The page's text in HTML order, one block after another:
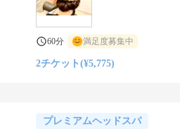
60分 満足度募集中
2チケット(¥5,775)
プレミアムヘッドスパ